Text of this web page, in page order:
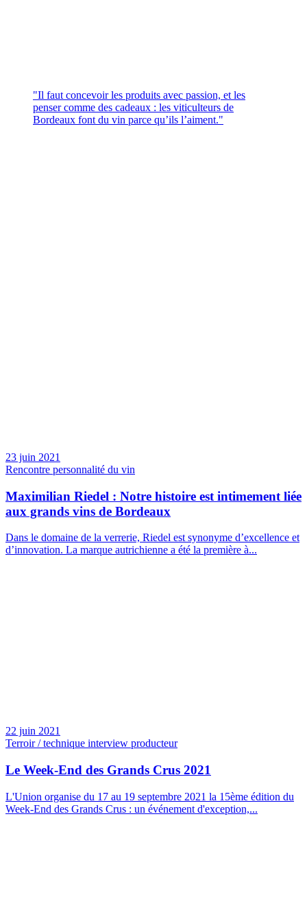
"Il faut concevoir les produits avec passion, et les
penser comme des cadeaux : les viticulteurs de
Bordeaux font du vin parce qu’ils l’aiment."
23 juin 2021
Rencontre personnalité du vin
Maximilian Riedel : Notre histoire est intimement liée
aux grands vins de Bordeaux
Dans le domaine de la verrerie, Riedel est synonyme d’excellence et
d’innovation. La marque autrichienne a été la première à...
22 juin 2021
Terroir / technique interview producteur
Le Week-End des Grands Crus 2021
L'Union organise du 17 au 19 septembre 2021 la 15ème édition du
Week-End des Grands Crus : un événement d'exception,...